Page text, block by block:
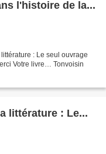
l'histoire de la...
: Le seul ouvrage
Votre livre… Tonvoisin
littérature : Le...